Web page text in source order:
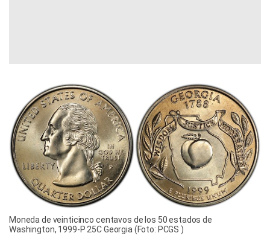
Moneda de veinticinco centavos de los 50 estados de
Washington, 1999-P 25C Georgia (Foto: PCGS )